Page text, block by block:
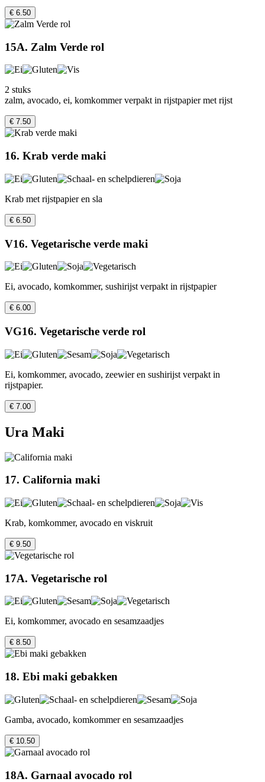
€ 6.50
15A. Zalm Verde rol
2 stuks
zalm, avocado, ei, komkommer verpakt in rijstpapier met rijst
€ 7.50
16. Krab verde maki
Krab met rijstpapier en sla
€ 6.50
V16. Vegetarische verde maki
Ei, avocado, komkommer, sushirijst verpakt in rijstpapier
€ 6.00
VG16. Vegetarische verde rol
Ei, komkommer, avocado, zeewier en sushirijst verpakt in
rijstpapier.
€ 7.00
Ura Maki
17. California maki
Krab, komkommer, avocado en viskruit
€ 9.50
17A. Vegetarische rol
Ei, komkommer, avocado en sesamzaadjes
€ 8.50
18. Ebi maki gebakken
Gamba, avocado, komkommer en sesamzaadjes
€ 10.50
18A. Garnaal avocado rol